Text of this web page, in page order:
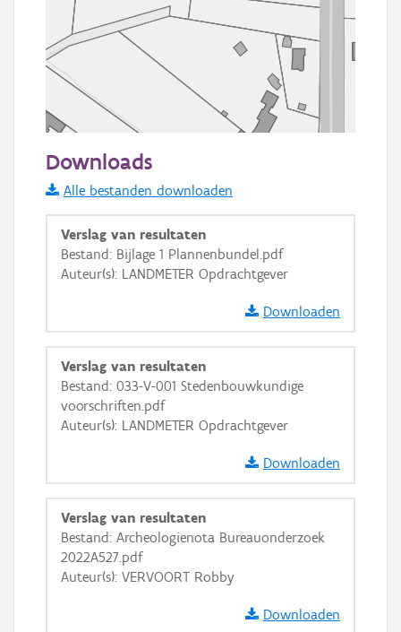
Informatie Vlaanderen
i
+ −
Basis Lagen
Ortho
GRB-Basiskaart in grijswaarden
Downloads
Alle bestanden downloaden
Verslag van resultaten
Bestand: Bijlage 1 Plannenbundel.pdf
Auteur(s): LANDMETER Opdrachtgever
Downloaden
Verslag van resultaten
Bestand: 033-V-001 Stedenbouwkundige
voorschriften.pdf
Auteur(s): LANDMETER Opdrachtgever
Downloaden
Verslag van resultaten
Bestand: Archeologienota Bureauonderzoek
2022A527.pdf
Auteur(s): VERVOORT Robby
Downloaden